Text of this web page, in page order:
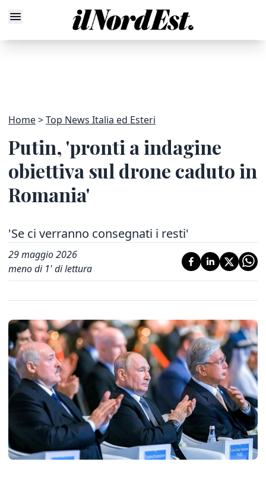
Home Top News Italia ed Esteri
Putin, 'pronti a indagine
obiettiva sul drone caduto in
Romania'
'Se ci verranno consegnati i resti'
29 maggio 2026
meno di 1' di lettura